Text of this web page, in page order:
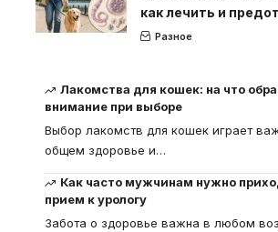
как лечить и
Разное
Лакомства для кошек: на что
внимание при выборе
Выбор лакомств для кошек играет
общем здоровье и…
Как часто мужчинам нужно
прием к урологу
Забота о здоровье важна в любом